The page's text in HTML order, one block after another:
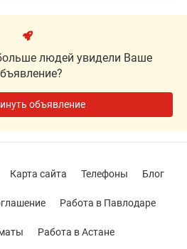
людей увидели Ваше
объявление
Карта сайта Телефоны Блог
Работа в Павлодаре
Работа в Астане